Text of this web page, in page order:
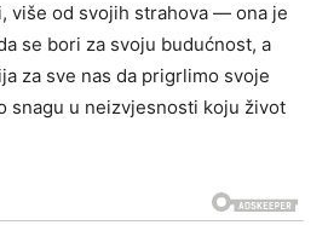
više od svojih strahova — ona je
se bori za svoju budućnost, a
za sve nas da prigrlimo svoje
snagu u neizvjesnosti koju život